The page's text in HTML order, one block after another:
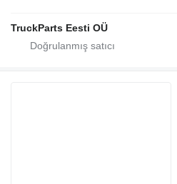
TruckParts Eesti OÜ